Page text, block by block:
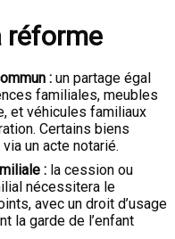
réforme
: un partage égal
familiales, meubles
et véhicules familiaux
Certains biens
un acte notarié.
: la cession ou
nécessitera le
avec un droit d’usage
la garde de l’enfant